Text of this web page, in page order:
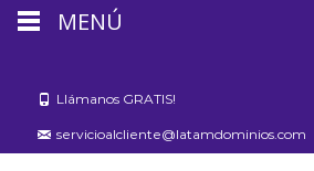
Llámanos GRATIS!
servicioalcliente@latamdominios.com
MENÚ